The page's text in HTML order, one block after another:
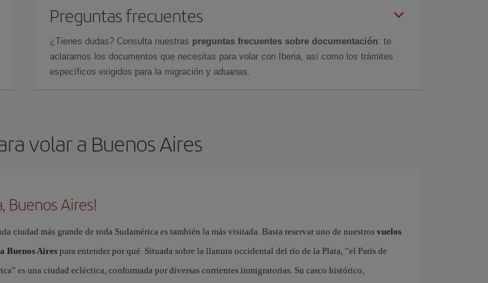
Preguntas frecuentes
¿Tienes dudas? Consulta nuestras preguntas frecuentes sobre documentación: te
aclaramos los documentos que necesitas para volar con Iberia, así como los trámites
específicos exigidos para la migración y aduanas.
volar a Buenos Aires
Buenos Aires!
ciudad más grande de toda Sudamérica es también la más visitada. Basta reservar uno de nuestros vuelos
Buenos Airespara entender por qué. Situada sobre la llanura occidental del río de la Plata, “el París de
es una ciudad ecléctica, conformada por diversas corrientes inmigratorias. Su casco histórico,